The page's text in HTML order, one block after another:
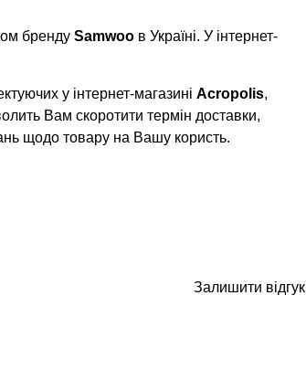
бренду Samwoo в Україні. У інтернет-
у інтернет-магазині Acropolis,
Вам скоротити термін доставки,
щодо товару на Вашу користь.
Залишити відгук